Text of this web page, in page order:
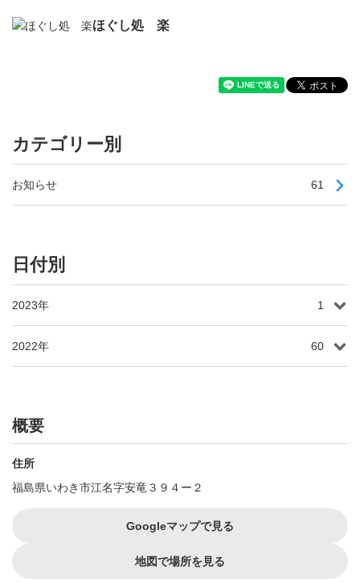
ほぐし処 楽
カテゴリー別
お知らせ 61
日付別
2023年 1
2022年 60
概要
住所
福島県いわき市江名字安竜３９４ー２
Googleマップで見る
地図で場所を見る